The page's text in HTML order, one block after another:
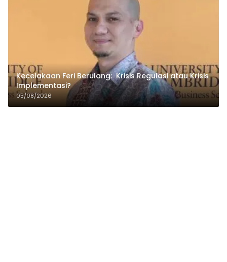
Kecelakaan Feri Berulang: Krisis Regulasi atau Krisis
Implementasi?
05/08/2026